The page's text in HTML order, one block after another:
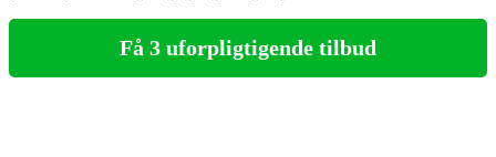
Få 3 uforpligtigende tilbud